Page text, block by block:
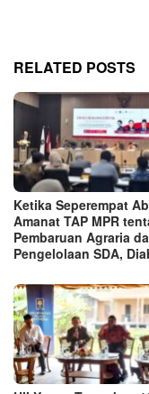
RELATED POSTS
Ketika Seperempat
Amanat TAP MPR
Pembaruan Agraria
Pengelolaan SDA,